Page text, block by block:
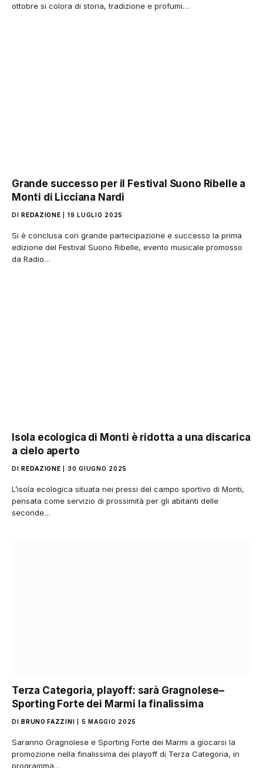
ottobre si colora di storia, tradizione e profumi…
Grande successo per il Festival Suono Ribelle a
Monti di Licciana Nardi
DI REDAZIONE 19 LUGLIO 2025
Si è conclusa con grande partecipazione e successo la prima
edizione del Festival Suono Ribelle, evento musicale promosso
da Radio…
Isola ecologica di Monti è ridotta a una discarica
a cielo aperto
DI REDAZIONE 30 GIUGNO 2025
L’isola ecologica situata nei pressi del campo sportivo di Monti,
pensata come servizio di prossimità per gli abitanti delle
seconde…
Terza Categoria, playoff: sarà Gragnolese–
Sporting Forte dei Marmi la finalissima
DI BRUNO FAZZINI 5 MAGGIO 2025
Saranno Gragnolese e Sporting Forte dei Marmi a giocarsi la
promozione nella finalissima dei playoff di Terza Categoria, in
programma…